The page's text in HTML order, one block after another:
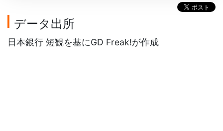
データ出所
日本銀行 短観を基にGD Freak!が作成